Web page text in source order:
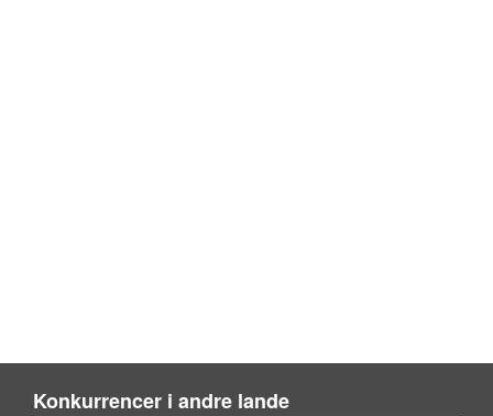
Konkurrencer i andre lande